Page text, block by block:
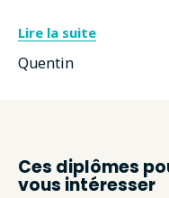
Lire la suite
Quentin
Ces diplômes
vous intéresser